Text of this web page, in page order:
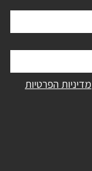
מדיניות הפרטיות